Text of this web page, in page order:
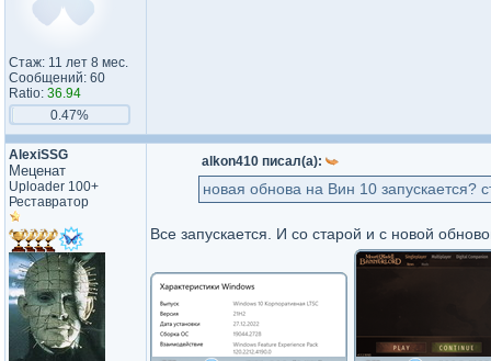
Стаж: 11 лет 8 мес.
Сообщений: 60
Ratio: 36.94
0.47%
AlexiSSG
Меценат
Uploader 100+
Реставратор
alkon410 писал(а):
новая обнова на Вин 10 запускается?
Все запускается. И со старой и с новой